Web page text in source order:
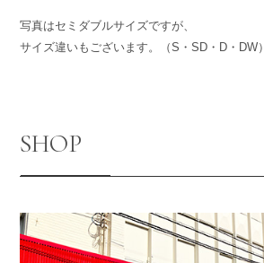
写真はセミダブルサイズですが、
サイズ違いもございます。（S・SD・D・DW）
SHOP